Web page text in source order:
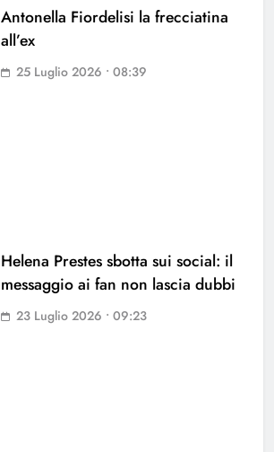
Antonella Fiordelisi la frecciatina
all’ex
25 Luglio 2026 • 08:39
Helena Prestes sbotta sui social: il
messaggio ai fan non lascia dubbi
23 Luglio 2026 • 09:23